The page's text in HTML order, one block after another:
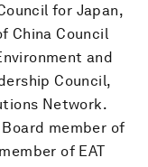
for Japan,
China Council
and
Council,
Network.
member of
of EAT